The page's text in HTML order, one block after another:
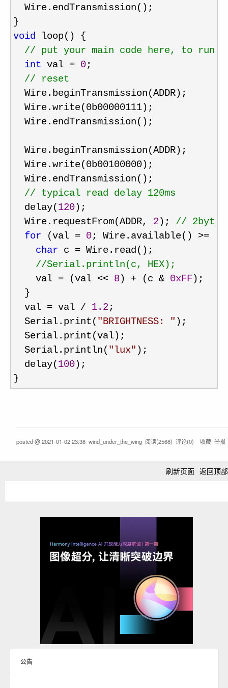
  Wire.endTransmission();
void loop() {
// put your main code here, to run
int val = 0;
// reset
  Wire.beginTransmission(ADDR);
  Wire.write(0b00000111);
  Wire.endTransmission();
  Wire.beginTransmission(ADDR);
  Wire.write(0b00100000);
  Wire.endTransmission();
// typical read delay 120ms
  delay(
120);
  Wire.requestFrom(ADDR,
2 ); // 2byte
for (val = 0; Wire.available() >=
char c = Wire.read();
//Serial.println(c, HEX);
    val = (val <<
8) + (c & 0xFF );
  }
  val
= val / 1.2 ;
  Serial.print(
"BRIGHTNESS: " );
  Serial.print(val);
  Serial.println(
"lux" );
  delay(
100);
}
posted @2021-01-02 23:38 wind_under_the_wing 阅读(2568) 评论(0) 收藏 举报
刷新页面 返回顶部
公告